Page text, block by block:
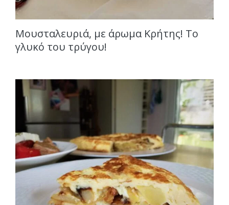
Μουσταλευριά, με άρωμα Κρήτης! Το
γλυκό του τρύγου!